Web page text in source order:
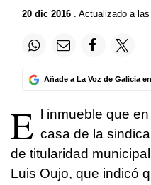
20 dic 2016 . Actualizado a
Añade a La Voz de Galicia
E
l inmueble que
casa de la
de titularidad
Luis Oujo, que indicó